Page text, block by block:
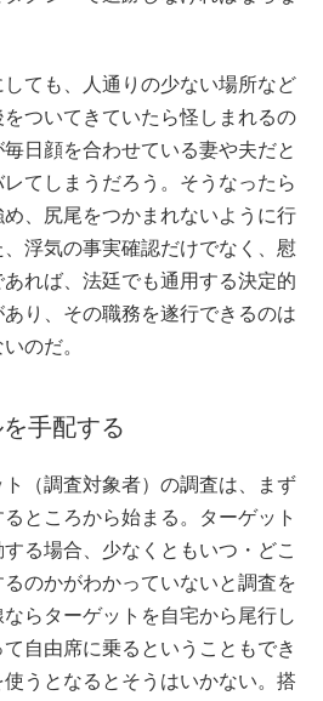
ても、人通りの少ない場所など
ついてきていたら怪しまれるの
日顔を合わせている妻や夫だと
てしまうだろう。そうなったら
、尻尾をつかまれないように行
浮気の事実確認だけでなく、慰
れば、法廷でも通用する決定的
り、その職務を遂行できるのは
のだ。
手配する
（調査対象者）の調査は、まず
ところから始まる。ターゲット
る場合、少なくともいつ・どこ
のかがわかっていないと調査を
らターゲットを自宅から尾行し
自由席に乗るということもでき
うとなるとそうはいかない。搭